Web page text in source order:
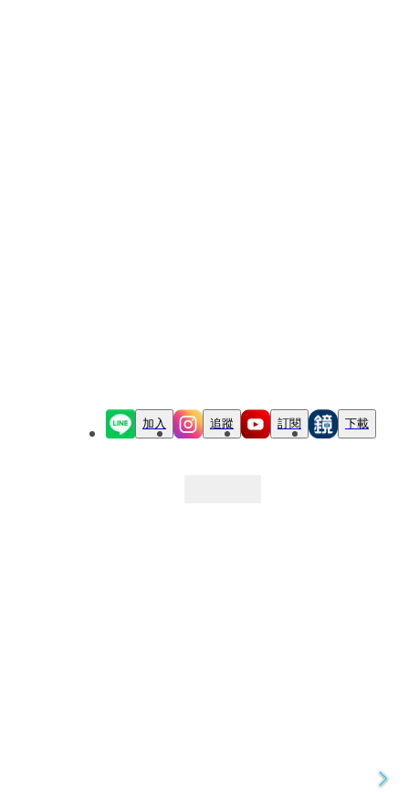
加入 追蹤 訂閱 下載